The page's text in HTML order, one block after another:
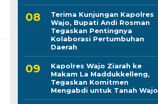
Terima Kunjungan Kapolres
Wajo, Bupati Andi Rosman
Tegaskan Pentingnya
Kolaborasi Pertumbuhan
Daerah
Kapolres Wajo Ziarah ke
Makam La Maddukkelleng,
Tegaskan Komitmen
Mengabdi untuk Tanah Wajo